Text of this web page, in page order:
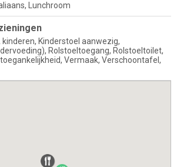
Lunchroom
kinderen Kinderstoel aanwezig
Rolstoeltoegang Rolstoeltoilet
toegankelijkheid Vermaak Verschoontafel